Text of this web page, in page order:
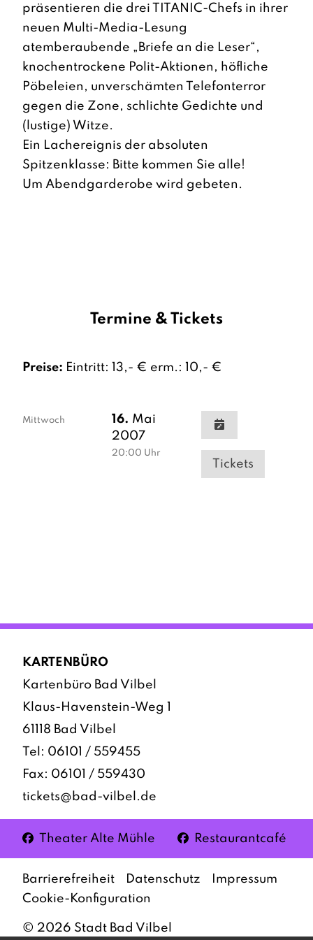
präsentieren die drei TITANIC-Chefs in ihrer
neuen Multi-Media-Lesung
atemberaubende „Briefe an die Leser“,
knochentrockene Polit-Aktionen, höfliche
Pöbeleien, unverschämten Telefonterror
gegen die Zone, schlichte Gedichte und
(lustige) Witze.
Ein Lachereignis der absoluten
Spitzenklasse: Bitte kommen Sie alle!
Um Abendgarderobe wird gebeten.
Termine & Tickets
Preise: Eintritt: 13,- € erm.: 10,- €
Mittwoch 16. Mai
2007
20:00 Uhr
Tickets
KARTENBÜRO
Kartenbüro Bad Vilbel
Klaus-Havenstein-Weg 1
61118 Bad Vilbel
Tel: 06101 / 559455
Fax: 06101 / 559430
tickets@bad-vilbel.de
Facebook
Theater Alte Mühle Facebook
Restaurantcafé
© 2026 Stadt Bad Vilbel
Barrierefreiheit Datenschutz
Impressum
Cookie-Konfiguration